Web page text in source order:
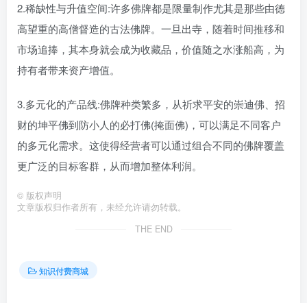
2.稀缺性与升值空间:许多佛牌都是限量制作尤其是那些由德
高望重的高僧督造的古法佛牌。一旦出寺，随着时间推移和
市场追捧，其本身就会成为收藏品，价值随之水涨船高，为
持有者带来资产增值。
3.多元化的产品线:佛牌种类繁多，从祈求平安的崇迪佛、招
财的坤平佛到防小人的必打佛(掩面佛)，可以满足不同客户
的多元化需求。这使得经营者可以通过组合不同的佛牌覆盖
更广泛的目标客群，从而增加整体利润。
© 版权声明
文章版权归作者所有，未经允许请勿转载。
THE END
知识付费商城